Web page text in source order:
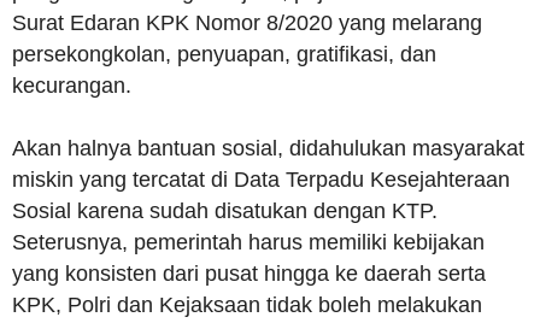
Surat Edaran KPK Nomor 8/2020 yang melarang
persekongkolan, penyuapan, gratifikasi, dan
kecurangan.
Akan halnya bantuan sosial, didahulukan masyarakat
miskin yang tercatat di Data Terpadu Kesejahteraan
Sosial karena sudah disatukan dengan KTP.
Seterusnya, pemerintah harus memiliki kebijakan
yang konsisten dari pusat hingga ke daerah serta
KPK, Polri dan Kejaksaan tidak boleh melakukan